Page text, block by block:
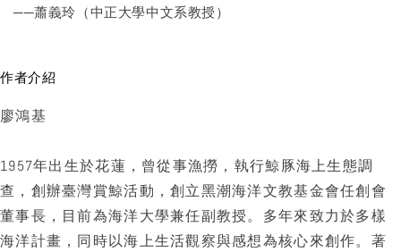
──蕭義玲（中正大學中文系教授）
作者介紹
廖鴻基
1957年出生於花蓮，曾從事漁撈，執行鯨豚海上生態調
查，創辦臺灣賞鯨活動，創立黑潮海洋文教基金會任創會
董事長，目前為海洋大學兼任副教授。多年來致力於多樣
海洋計畫，同時以海上生活觀察與感想為核心來創作。著